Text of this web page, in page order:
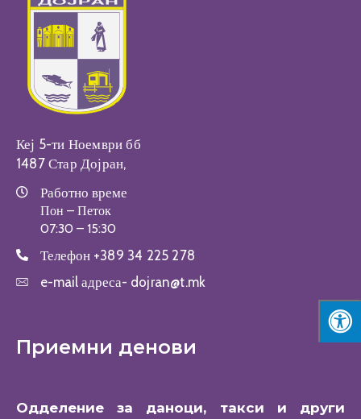
Кеј 5-ти Ноември бб
1487 Стар Дојран,
Работно време
Пон – Петок
07:30 – 15:30
Телефон +389 34 225 278
e-mail адреса- dojran@t.mk
Приемни денови
Одделение за даноци, такси и други